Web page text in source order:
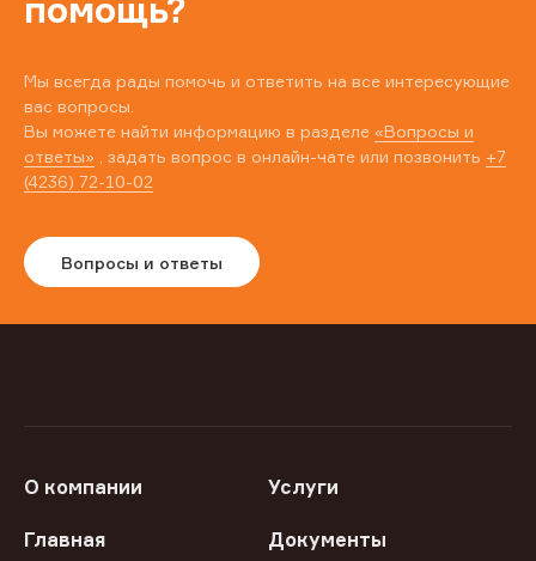
помощь?
Мы всегда рады помочь и ответить на все интересующие
вас вопросы.
Вы можете найти информацию в разделе «Вопросы и
ответы» , задать вопрос в онлайн-чате или позвонить +7
(4236) 72-10-02
Вопросы и ответы
О компании Услуги
Главная Документы